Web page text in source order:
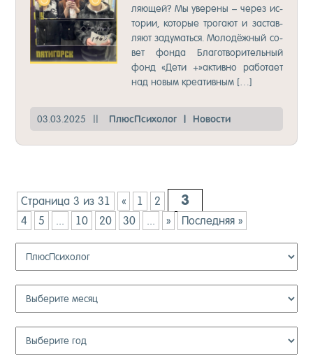
ля­ющей? Мы уве­ре­ны – че­рез ис­
то­рии, ко­то­рые тро­га­ют и зас­тав­
ля­ют за­ду­мать­ся. Мо­ло­дёж­ный со­
вет фон­да Бла­гот­во­ри­тель­ный
фонд «Де­ти +»ак­тив­но ра­бо­та­ет
над но­вым кре­атив­ным […]
03.03.2025 Плюс­Пси­хо­лог | Но­вос­ти
Страница 3 из 31 « 1 2 3
4 5 ... 10 20 30 ... » Последняя »